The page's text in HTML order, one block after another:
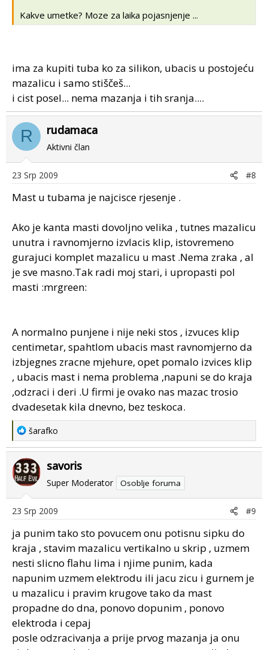
Kakve umetke? Moze za laika pojasnjenje ...
ima za kupiti tuba ko za silikon, ubacis u postojeću
mazalicu i samo stiščeš...
i cist posel... nema mazanja i tih sranja....
R rudamaca
Aktivni član
23 Srp 2009 #8
Mast u tubama je najcisce rjesenje .
Ako je kanta masti dovoljno velika , tutnes mazalicu
unutra i ravnomjerno izvlacis klip, istovremeno
gurajuci komplet mazalicu u mast .Nema zraka , al
je sve masno.Tak radi moj stari, i upropasti pol
masti :mrgreen:
A normalno punjene i nije neki stos , izvuces klip
centimetar, spahtlom ubacis mast ravnomjerno da
izbjegnes zracne mjehure, opet pomalo izvices klip
, ubacis mast i nema problema ,napuni se do kraja
,odzraci i deri .U firmi je ovako nas mazac trosio
dvadesetak kila dnevno, bez teskoca.
R
e
a
c
t
n
s
:
šarafko
savoris
Super Moderator Osoblje foruma
23 Srp 2009 #9
ja punim tako sto povucem onu potisnu sipku do
kraja , stavim mazalicu vertikalno u skrip , uzmem
nesti slicno flahu lima i njime punim, kada
napunim uzmem elektrodu ili jacu zicu i gurnem je
u mazalicu i pravim krugove tako da mast
propadne do dna, ponovo dopunim , ponovo
elektroda i cepaj
posle odzracivanja a prije prvog mazanja ja onu